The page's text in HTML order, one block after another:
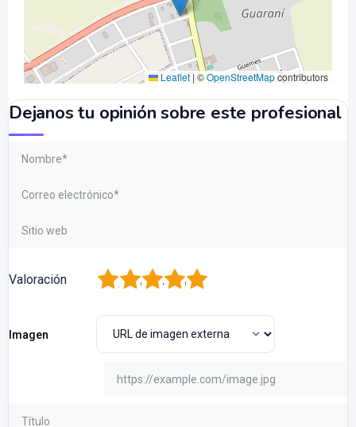
Leaflet | ©OpenStreetMapcontributors
Dejanos tu opinión sobre este profesional
Valoración 5
4
3
2
Imagen